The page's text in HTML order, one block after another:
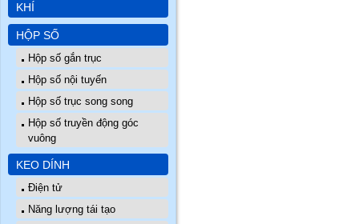
KHÍ
HỘP SỐ
Hộp số gắn trục
Hộp số nội tuyến
Hộp số trục song song
Hộp số truyền động góc
vuông
KEO DÍNH
Điện tử
Năng lượng tái tạo